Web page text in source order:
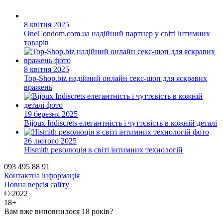
8 квітня 2025
OneCondom.com.ua надійний партнер у світі інтимних
товарів
8 квітня 2025
Top-Shop.biz надійний онлайн секс-шоп для яскравих
вражень
19 березня 2025
Bijoux Indiscrets елегантність і чуттєвість в кожній деталі
26 лютого 2025
Hismith революція в світі інтимних технологій
093 495 88 91
Контактна інформація
Повна версія сайту
© 2022
18+
Вам вже виповнилося 18 років?